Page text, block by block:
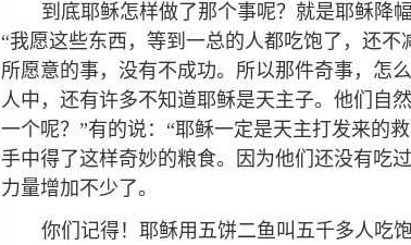
到底耶稣怎样做了那个事呢？就是耶稣降
“我愿这些东西，等到一总的人都吃饱了，还
所愿意的事，没有不成功。所以那件奇事，怎
人中，还有许多不知道耶稣是天主子。他们自
一个呢？”有的说：“耶稣一定是天主打发来的
手中得了这样奇妙的粮食。因为他们还没有吃
力量增加不少了。
你们记得！耶稣用五饼二鱼叫五千多人吃